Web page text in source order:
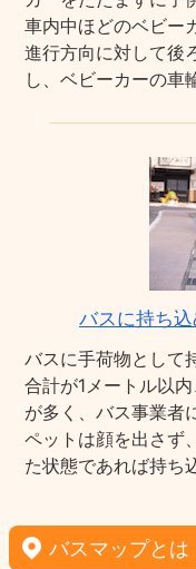
車内中ほどのベビー
進行方向に対して後
し、ベビーカーの車
バスに持ち
バスに手荷物として
合計が1メートル以
が多く、バス事業者
ペットは顔を出さず
た状態であれば持ち
バスマップとは